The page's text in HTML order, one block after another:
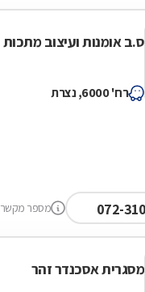
ס.ב אומנות ועיצוב מתכות
רח' 6000, נצרת
מספר מקשר
מסגרית אסכנדר זהר